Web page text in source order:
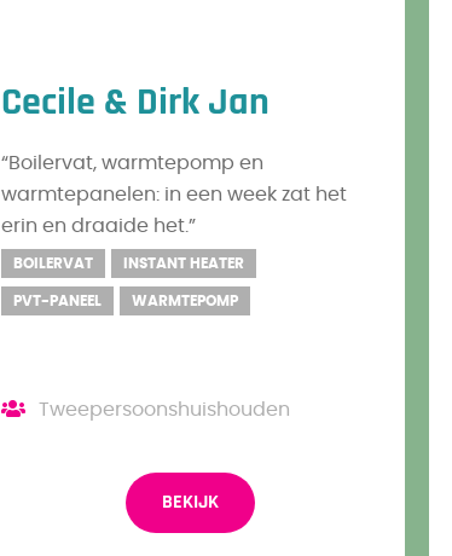
Cecile & Dirk Jan
“Boilervat, warmtepomp en
warmtepanelen: in een week zat het
erin en draaide het.”
BOILERVAT INSTANT HEATER
PVT-PANEEL WARMTEPOMP
Tweepersoonshuishouden
BEKIJK